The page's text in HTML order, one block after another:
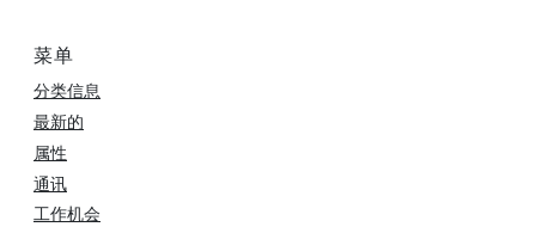
菜单
分类信息
最新的
属性
通讯
工作机会